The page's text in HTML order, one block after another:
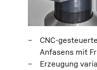
CNC-
Anfasens mit
Erzeugung